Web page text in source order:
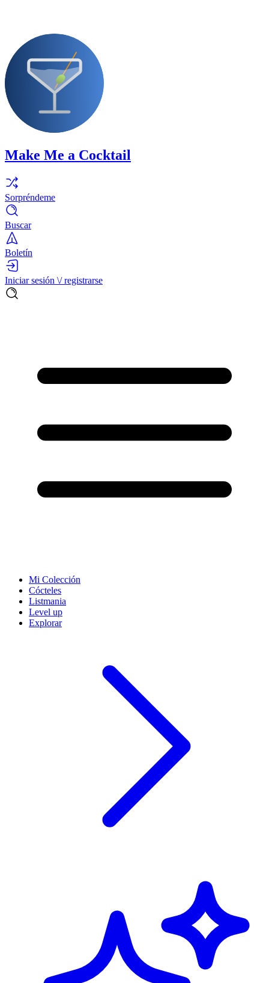
Make Me a Cocktail
Sorpréndeme
Buscar
Boletín
Iniciar sesión \/ registrarse
Mi Colección
Cócteles
Listmania
Level up
Explorar